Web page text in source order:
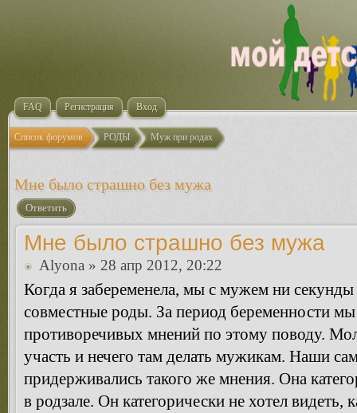
FAQ Регистрация Вход
Список форумов РОДЫ Муж при родах
Мне было страшно без мужа
Ответить
Мне было страшно без мужа
Alyona » 28 апр 2012, 20:22
Когда я забеременела, мы с мужем ни
совместные роды. За период беременности
противоречивых мнений по этому поводу.
участь и нечего там делать мужикам. Наши
придерживались такого же мнения. Она
в родзале. Он категорически не хотел видеть,